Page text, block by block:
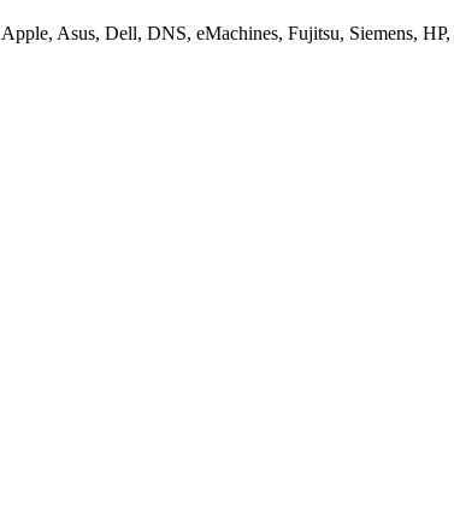
Asus, Dell, DNS, eMachines, Fujitsu, Siemens,